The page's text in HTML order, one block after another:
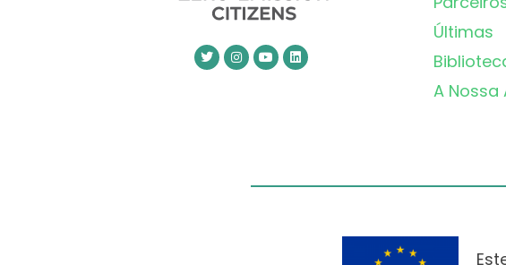
Últimas
A Nossa